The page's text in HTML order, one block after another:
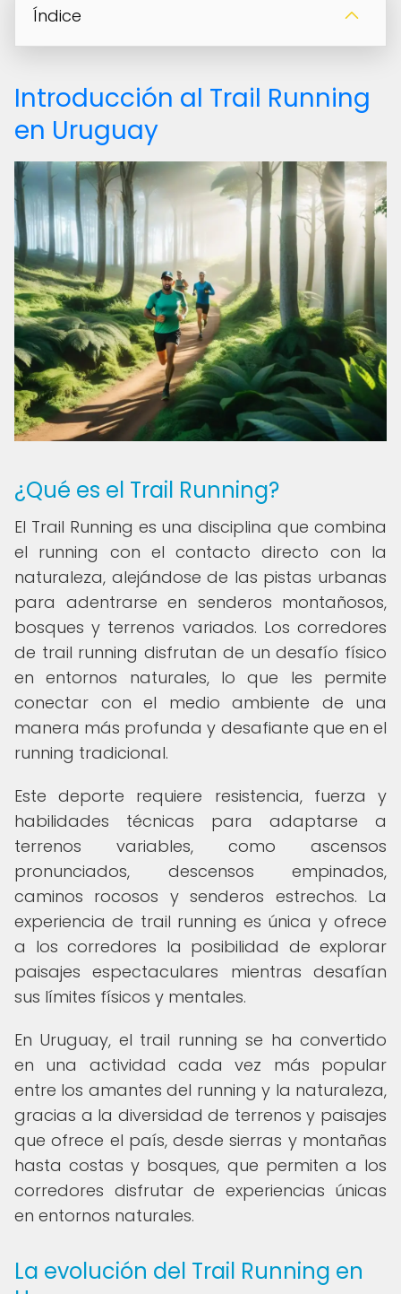
Índice
Introducción al Trail Running
en Uruguay
¿Qué es el Trail Running?
El Trail Running es una disciplina que combina
el running con el contacto directo con la
naturaleza, alejándose de las pistas urbanas
para adentrarse en senderos montañosos,
bosques y terrenos variados. Los corredores
de trail running disfrutan de un desafío físico
en entornos naturales, lo que les permite
conectar con el medio ambiente de una
manera más profunda y desafiante que en el
running tradicional.
Este deporte requiere resistencia, fuerza y
habilidades técnicas para adaptarse a
terrenos variables, como ascensos
pronunciados, descensos empinados,
caminos rocosos y senderos estrechos. La
experiencia de trail running es única y ofrece
a los corredores la posibilidad de explorar
paisajes espectaculares mientras desafían
sus límites físicos y mentales.
En Uruguay, el trail running se ha convertido
en una actividad cada vez más popular
entre los amantes del running y la naturaleza,
gracias a la diversidad de terrenos y paisajes
que ofrece el país, desde sierras y montañas
hasta costas y bosques, que permiten a los
corredores disfrutar de experiencias únicas
en entornos naturales.
La evolución del Trail Running en